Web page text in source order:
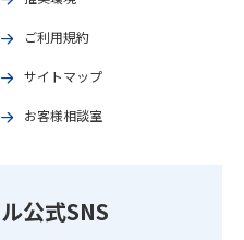
ご利用規約
サイトマップ
お客様相談室
公式SNS